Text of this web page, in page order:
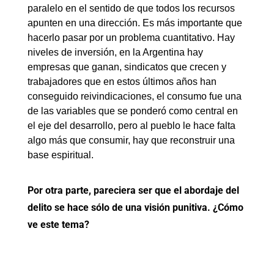
paralelo en el sentido de que todos los recursos
apunten en una dirección. Es más importante que
hacerlo pasar por un problema cuantitativo. Hay
niveles de inversión, en la Argentina hay
empresas que ganan, sindicatos que crecen y
trabajadores que en estos últimos años han
conseguido reivindicaciones, el consumo fue una
de las variables que se ponderó como central en
el eje del desarrollo, pero al pueblo le hace falta
algo más que consumir, hay que reconstruir una
base espiritual.
Por otra parte, pareciera ser que el abordaje del
delito se hace sólo de una visión punitiva. ¿Cómo
ve este tema?